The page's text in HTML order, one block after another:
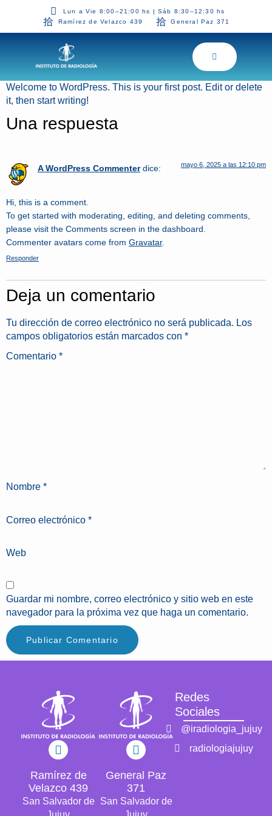
Lun a Vie 8:00–21:00 hs | Sáb 8:30–12:30 hs
Ramírez de Velazco 439
General Paz 371
Welcome to WordPress. This is your first post. Edit or delete
it, then start writing!
Una respuesta
A WordPress Commenter dice: mayo 6, 2025 a las 12:10 pm
Hi, this is a comment.
To get started with moderating, editing, and deleting comments,
please visit the Comments screen in the dashboard.
Commenter avatars come from Gravatar.
Responder
Deja un comentario
Tu dirección de correo electrónico no será publicada. Los
campos obligatorios están marcados con *
Comentario *
Nombre *
Correo electrónico *
Web
Guardar mi nombre, correo electrónico y sitio web en este
navegador para la próxima vez que haga un comentario.
Ramírez de
Velazco 439
San Salvador de
General Paz
371
San Salvador de
Redes
Sociales
@iradiologia_jujuy
radiologiajujuy